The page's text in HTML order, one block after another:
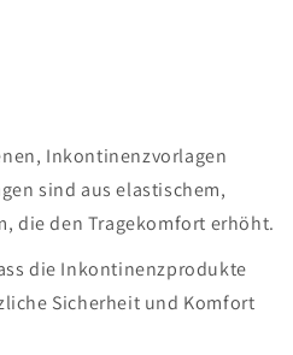
Inkontinenzvorlagen
sind aus elastischem,
die den Tragekomfort erhöht.
die Inkontinenzprodukte
Sicherheit und Komfort